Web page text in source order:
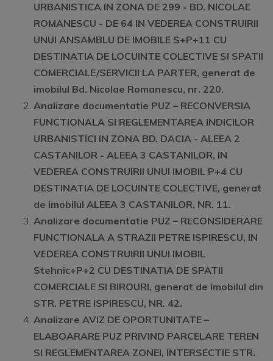
URBANISTICA IN ZONA DE 299 - BD. NICOLAE
ROMANESCU - DE 64 IN VEDEREA CONSTRUIRII
UNUI ANSAMBLU DE IMOBILE S+P+11 CU
DESTINATIA DE LOCUINTE COLECTIVE SI SPATII
COMERCIALE/SERVICII LA PARTER, generat de
imobilul Bd. Nicolae Romanescu, nr. 220.
Analizare documentatie PUZ – RECONVERSIA
FUNCTIONALA SI REGLEMENTAREA INDICILOR
URBANISTICI IN ZONA BD. DACIA - ALEEA 2
CASTANILOR - ALEEA 3 CASTANILOR, IN
VEDEREA CONSTRUIRII UNUI IMOBIL P+4 CU
DESTINATIA DE LOCUINTE COLECTIVE, generat
de imobilul ALEEA 3 CASTANILOR, NR. 11.
Analizare documentatie PUZ – RECONSIDERARE
FUNCTIONALA A STRAZII PETRE ISPIRESCU, IN
VEDEREA CONSTRUIRII UNUI IMOBIL
Stehnic+P+2 CU DESTINATIA DE SPATII
COMERCIALE SI BIROURI, generat de imobilul din
STR. PETRE ISPIRESCU, NR. 42.
Analizare AVIZ DE OPORTUNITATE –
ELABOARARE PUZ PRIVIND PARCELARE TEREN
SI REGLEMENTAREA ZONEI, INTERSECTIE STR.